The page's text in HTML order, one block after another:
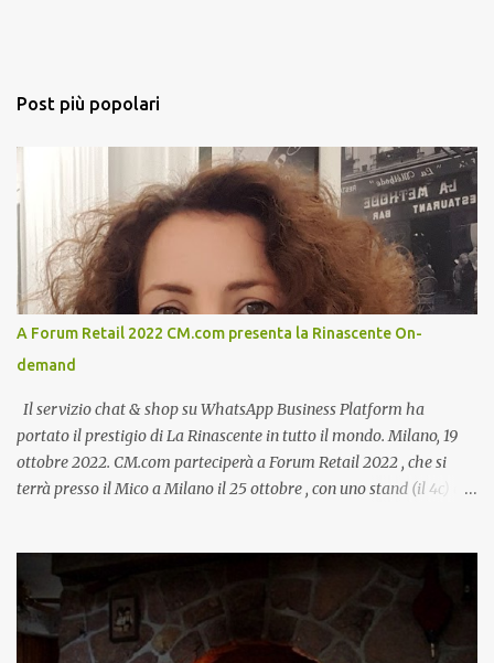
Post più popolari
A Forum Retail 2022 CM.com presenta la Rinascente On-
demand
Il servizio chat & shop su WhatsApp Business Platform ha
portato il prestigio di La Rinascente in tutto il mondo. Milano, 19
ottobre 2022. CM.com parteciperà a Forum Retail 2022 , che si
terrà presso il Mico a Milano il 25 ottobre , con uno stand (il 4c) e
tramite WhatsApp Business ”. Il primo appuntamento è per le ore
14:30 con Cristina Parigi, Country Manager di CM.com Italia, che
terrà una presentazione dal titolo:” Il presente e futuro del